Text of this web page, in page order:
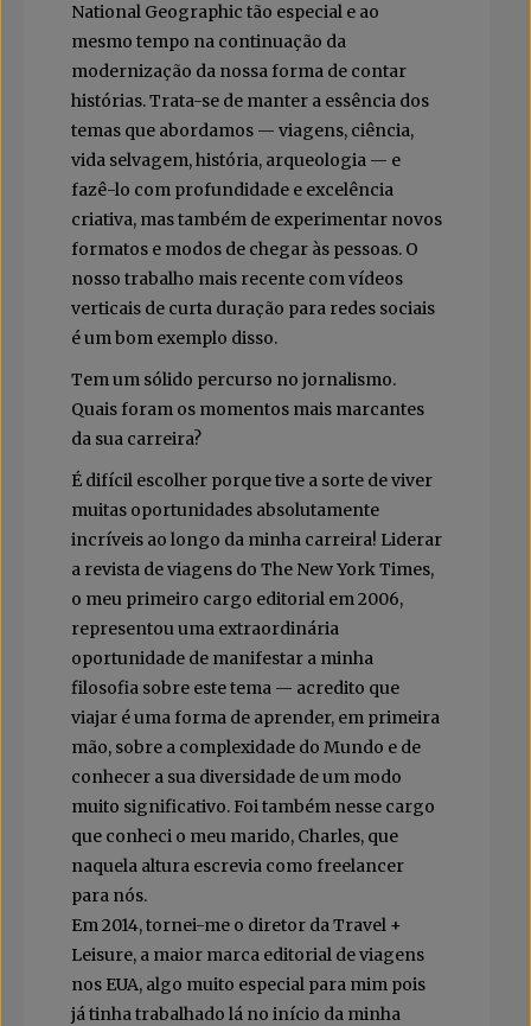
National Geographic tão especial e ao
mesmo tempo na continuação da
modernização da nossa forma de contar
histórias. Trata-se de manter a essência dos
temas que abordamos — viagens, ciência,
vida selvagem, história, arqueologia — e
fazê-lo com profundidade e excelência
criativa, mas também de experimentar novos
formatos e modos de chegar às pessoas. O
nosso trabalho mais recente com vídeos
verticais de curta duração para redes sociais
é um bom exemplo disso.
Tem um sólido percurso no jornalismo.
Quais foram os momentos mais marcantes
da sua carreira?
É difícil escolher porque tive a sorte de viver
muitas oportunidades absolutamente
incríveis ao longo da minha carreira! Liderar
a revista de viagens do The New York Times,
o meu primeiro cargo editorial em 2006,
representou uma extraordinária
oportunidade de manifestar a minha
filosofia sobre este tema — acredito que
viajar é uma forma de aprender, em primeira
mão, sobre a complexidade do Mundo e de
conhecer a sua diversidade de um modo
muito significativo. Foi também nesse cargo
que conheci o meu marido, Charles, que
naquela altura escrevia como freelancer
para nós.
Em 2014, tornei-me o diretor da Travel +
Leisure, a maior marca editorial de viagens
nos EUA, algo muito especial para mim pois
já tinha trabalhado lá no início da minha